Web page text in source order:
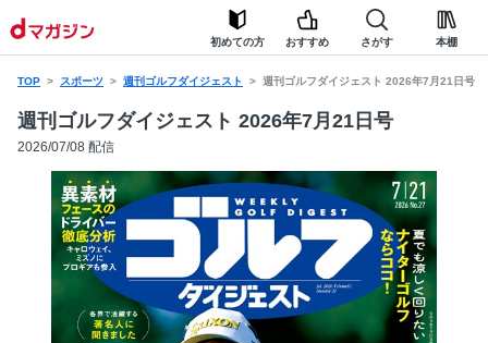
初めての方 おすすめ さがす 本棚
TOP スポーツ 週刊ゴルフダイジェスト 週刊ゴルフダイジェスト 2026年7月21日号
週刊ゴルフダイジェスト 2026年7月21日号
2026/07/08 配信